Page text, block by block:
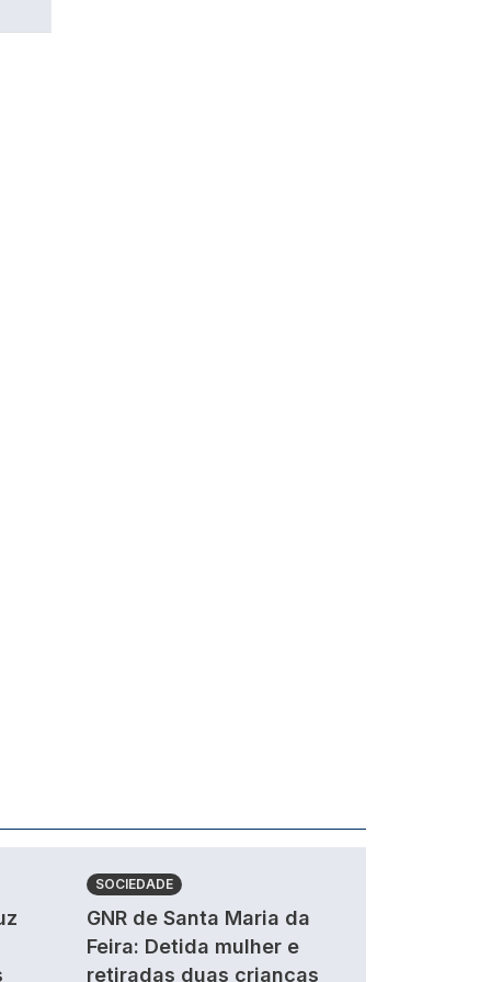
SOCIEDADE
GNR de Santa Maria da
Feira: Detida mulher e
retiradas duas crianças